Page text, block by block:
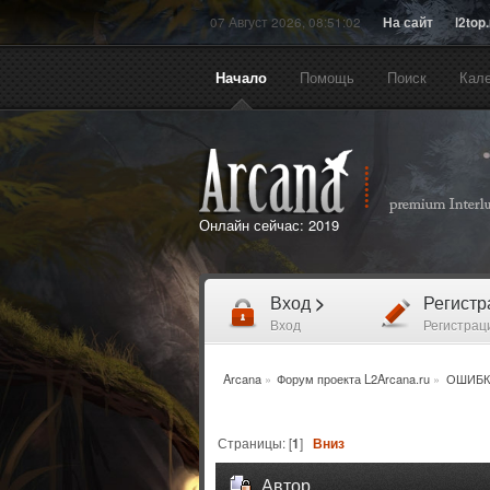
07 Август 2026, 08:51:02 На сайт
Начало Помощь Поиск
Онлайн сейчас: 2019
Вход >
Вход
Arcana» Форум проекта L2Arcana.ru »
Страницы: [1]Вниз
Автор